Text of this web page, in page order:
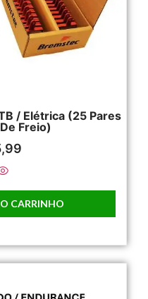
/ Elétrica (25 Pares
Freio)
CARRINHO